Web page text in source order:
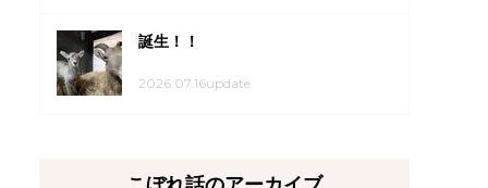
誕生！！
2026.07.16update